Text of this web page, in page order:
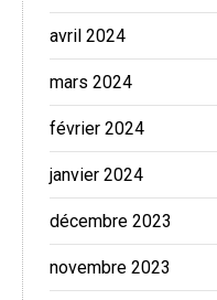
avril 2024
mars 2024
février 2024
janvier 2024
décembre 2023
novembre 2023